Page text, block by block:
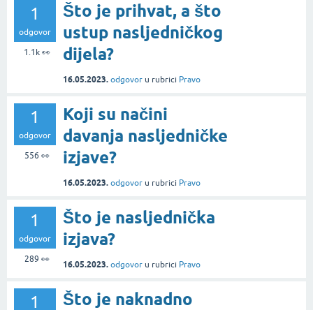
1
odgovor
1.1k👀
Što je prihvat, a što
ustup nasljedničkog
dijela?
16.05.2023. odgovor u rubrici Pravo
1
odgovor
556 👀
Koji su načini
davanja nasljedničke
izjave?
16.05.2023. odgovor u rubrici Pravo
1
odgovor
289 👀
Što je nasljednička
izjava?
16.05.2023. odgovor u rubrici Pravo
1 Što je naknadno